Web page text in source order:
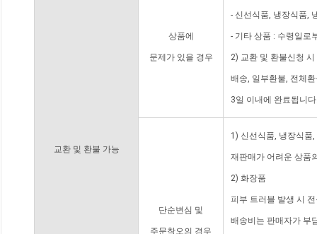
교환 및 환불 가능
상품에
문제가 있을 경우
- 신선식품, 냉장식품,
- 기타 상품 : 수령일로
2) 교환 및 환불신청
배송, 일부환불, 전체
3일 이내에 완료됩니
단순변심 및
주문착오의 경우
1) 신선식품, 냉장식품
재판매가 어려운 상품
2) 화장품
피부 트러블 발생 시
배송비는 판매자가 부